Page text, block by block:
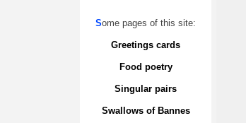
Some pages of this site:
Greetings cards
Food poetry
Singular pairs
Swallows of Bannes